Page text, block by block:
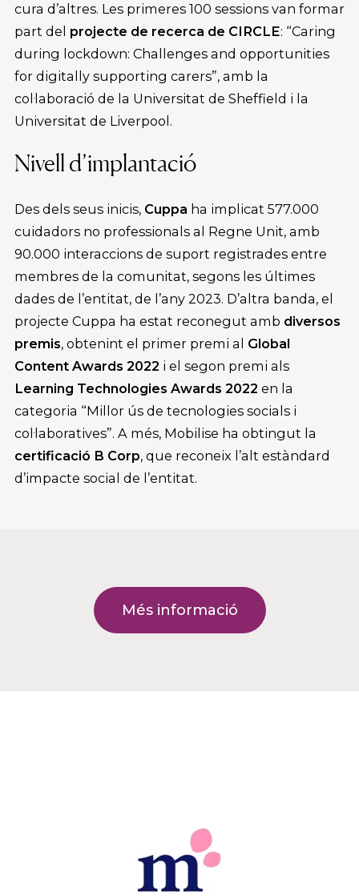
cura d’altres. Les primeres 100 sessions van formar
part del projecte de recerca de CIRCLE: “Caring
during lockdown: Challenges and opportunities
for digitally supporting carers”, amb la
col·laboració de la Universitat de Sheffield i la
Universitat de Liverpool.
Nivell d’implantació
Des dels seus inicis, Cuppa ha implicat 577.000
cuidadors no professionals al Regne Unit, amb
90.000 interaccions de suport registrades entre
membres de la comunitat, segons les últimes
dades de l’entitat, de l’any 2023. D’altra banda, el
projecte Cuppa ha estat reconegut amb diversos
premis, obtenint el primer premi al Global
Content Awards 2022 i el segon premi als
Learning Technologies Awards 2022 en la
categoria “Millor ús de tecnologies socials i
col·laboratives”. A més, Mobilise ha obtingut la
certificació B Corp, que reconeix l’alt estàndard
d’impacte social de l’entitat.
Més informació